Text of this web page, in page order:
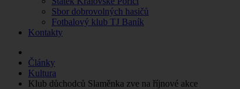
Sbor dobrovolných hasičů
Fotbalový klub TJ Baník
Kontakty
Články
Kultura
Klub důchodců Slaměnka zve na říjnové akce